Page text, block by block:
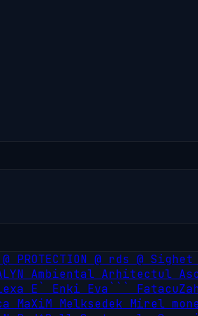
@ PROTECTION @ rds @ Sighet
Ambiental Arhitectul
E` Enki Eva```
MaXiM Melksedek Mirel